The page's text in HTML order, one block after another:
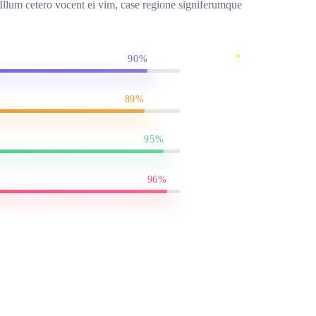
cetero vocent ei vim, case regione signiferumque
90%
89%
95%
96%